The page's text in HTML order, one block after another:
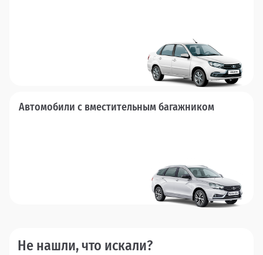
Автомобили с вместительным багажником
Не нашли, что искали?